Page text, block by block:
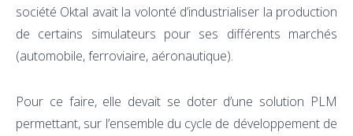
société Oktal avait la volonté d’industrialiser la production
de certains simulateurs pour ses différents marchés
(automobile, ferroviaire, aéronautique).
Pour ce faire, elle devait se doter d’une solution PLM
permettant, sur l’ensemble du cycle de développement de